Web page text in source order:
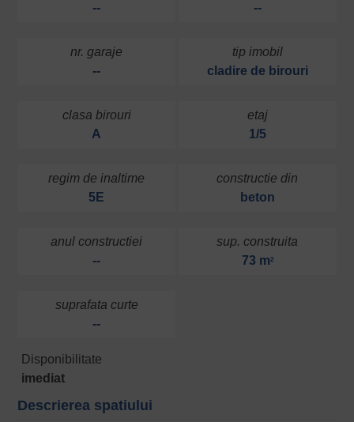
--
--
nr. garaje
--
tip imobil
cladire de birouri
clasa birouri
A
etaj
1/5
regim de inaltime
5E
constructie din
beton
anul constructiei
--
sup. construita
73 m2
suprafata curte
--
Disponibilitate
imediat
Descrierea spatiului